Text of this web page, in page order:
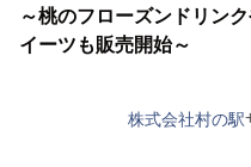
～桃のフローズンドリン
イーツも販売開始～
株式会社村の駅